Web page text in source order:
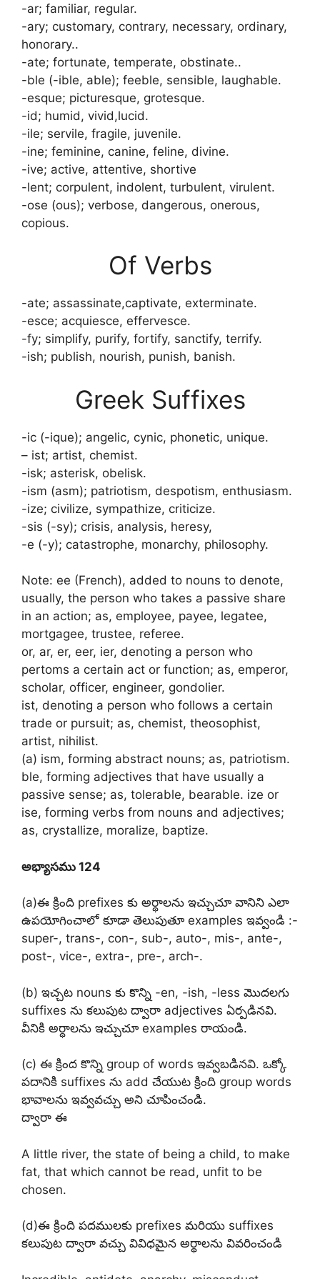
-ar; familiar, regular.
-ary; customary, contrary, necessary, ordinary,
honorary..
-ate; fortunate, temperate, obstinate..
-ble (-ible, able); feeble, sensible, laughable.
-esque; picturesque, grotesque.
-id; humid, vivid,lucid.
-ile; servile, fragile, juvenile.
-ine; feminine, canine, feline, divine.
-ive; active, attentive, shortive
-lent; corpulent, indolent, turbulent, virulent.
-ose (ous); verbose, dangerous, onerous,
copious.
Of Verbs
-ate; assassinate,captivate, exterminate.
-esce; acquiesce, effervesce.
-fy; simplify, purify, fortify, sanctify, terrify.
-ish; publish, nourish, punish, banish.
Greek Suffixes
-ic (-ique); angelic, cynic, phonetic, unique.
– ist; artist, chemist.
-isk; asterisk, obelisk.
-ism (asm); patriotism, despotism, enthusiasm.
-ize; civilize, sympathize, criticize.
-sis (-sy); crisis, analysis, heresy,
-e (-y); catastrophe, monarchy, philosophy.
Note: ee (French), added to nouns to denote,
usually, the person who takes a passive share
in an action; as, employee, payee, legatee,
mortgagee, trustee, referee.
or, ar, er, eer, ier, denoting a person who
pertoms a certain act or function; as, emperor,
scholar, officer, engineer, gondolier.
ist, denoting a person who follows a certain
trade or pursuit; as, chemist, theosophist,
artist, nihilist.
(a) ism, forming abstract nouns; as, patriotism.
ble, forming adjectives that have usually a
passive sense; as, tolerable, bearable. ize or
ise, forming verbs from nouns and adjectives;
as, crystallize, moralize, baptize.
అభ్యాసము 124
(a)ఈ క్రింది prefixes కు అర్థాలను ఇచ్చుచూ వానిని ఎలా
ఉపయోగించాలో కూడా తెలుపుతూ examples ఇవ్వండి :-
super-, trans-, con-, sub-, auto-, mis-, ante-,
post-, vice-, extra-, pre-, arch-.
(b) ఇచ్చట nouns కు కొన్ని -en, -ish, -less మొదలగు
suffixes ను కలుపుట ద్వారా adjectives ఏర్పడినవి.
వీనికి అర్ధాలను ఇచ్చుచూ examples రాయండి.
(c) ఈ క్రింద కొన్ని group of words ఇవ్వబడినవి. ఒక్కో
పదానికి suffixes ను add చేయుట క్రింది group words
భావాలను ఇవ్వవచ్చు అని చూపించండి.
ద్వారా ఈ
A little river, the state of being a child, to make
fat, that which cannot be read, unfit to be
chosen.
(d)ఈ క్రింది పదములకు prefixes మరియు suffixes
కలుపుట ద్వారా వచ్చు వివిధమైన అర్థాలను వివరించండి